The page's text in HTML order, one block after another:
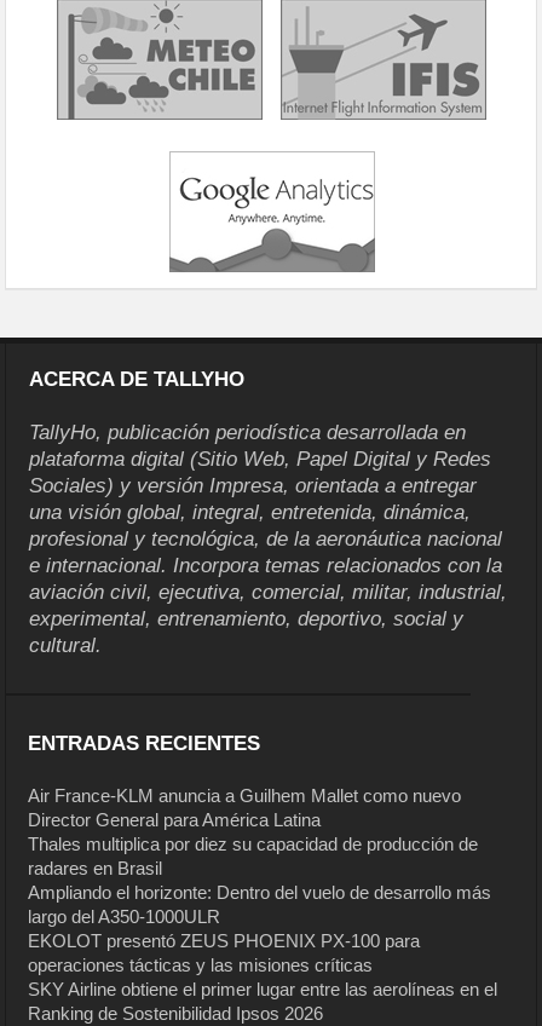
ACERCA DE TALLYHO
TallyHo, publicación periodística desarrollada en
plataforma digital (Sitio Web, Papel Digital y Redes
Sociales) y versión Impresa, orientada a entregar
una visión global, integral, entretenida, dinámica,
profesional y tecnológica, de la aeronáutica nacional
e internacional. Incorpora temas relacionados con la
aviación civil, ejecutiva, comercial, militar, industrial,
experimental, entrenamiento, deportivo, social y
cultural.
ENTRADAS RECIENTES
Air France-KLM anuncia a Guilhem Mallet como nuevo
Director General para América Latina
Thales multiplica por diez su capacidad de producción de
radares en Brasil
Ampliando el horizonte: Dentro del vuelo de desarrollo más
largo del A350-1000ULR
EKOLOT presentó ZEUS PHOENIX PX-100 para
operaciones tácticas y las misiones críticas
SKY Airline obtiene el primer lugar entre las aerolíneas en el
Ranking de Sostenibilidad Ipsos 2026